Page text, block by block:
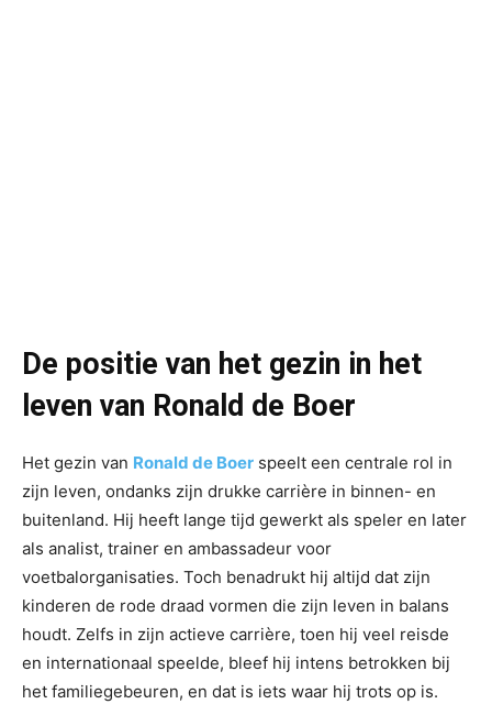
De positie van het gezin in het
leven van Ronald de Boer
Het gezin van Ronald de Boer speelt een centrale rol in
zijn leven, ondanks zijn drukke carrière in binnen- en
buitenland. Hij heeft lange tijd gewerkt als speler en later
als analist, trainer en ambassadeur voor
voetbalorganisaties. Toch benadrukt hij altijd dat zijn
kinderen de rode draad vormen die zijn leven in balans
houdt. Zelfs in zijn actieve carrière, toen hij veel reisde
en internationaal speelde, bleef hij intens betrokken bij
het familiegebeuren, en dat is iets waar hij trots op is.